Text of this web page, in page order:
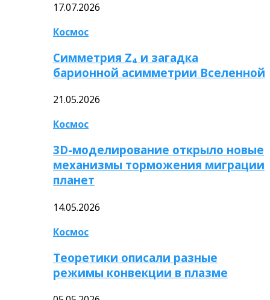
17.07.2026
Космос
Симметрия Z₄ и загадка
барионной асимметрии Вселенной
21.05.2026
Космос
3D-моделирование открыло новые
механизмы торможения миграции
планет
14.05.2026
Космос
Теоретики описали разные
режимы конвекции в плазме